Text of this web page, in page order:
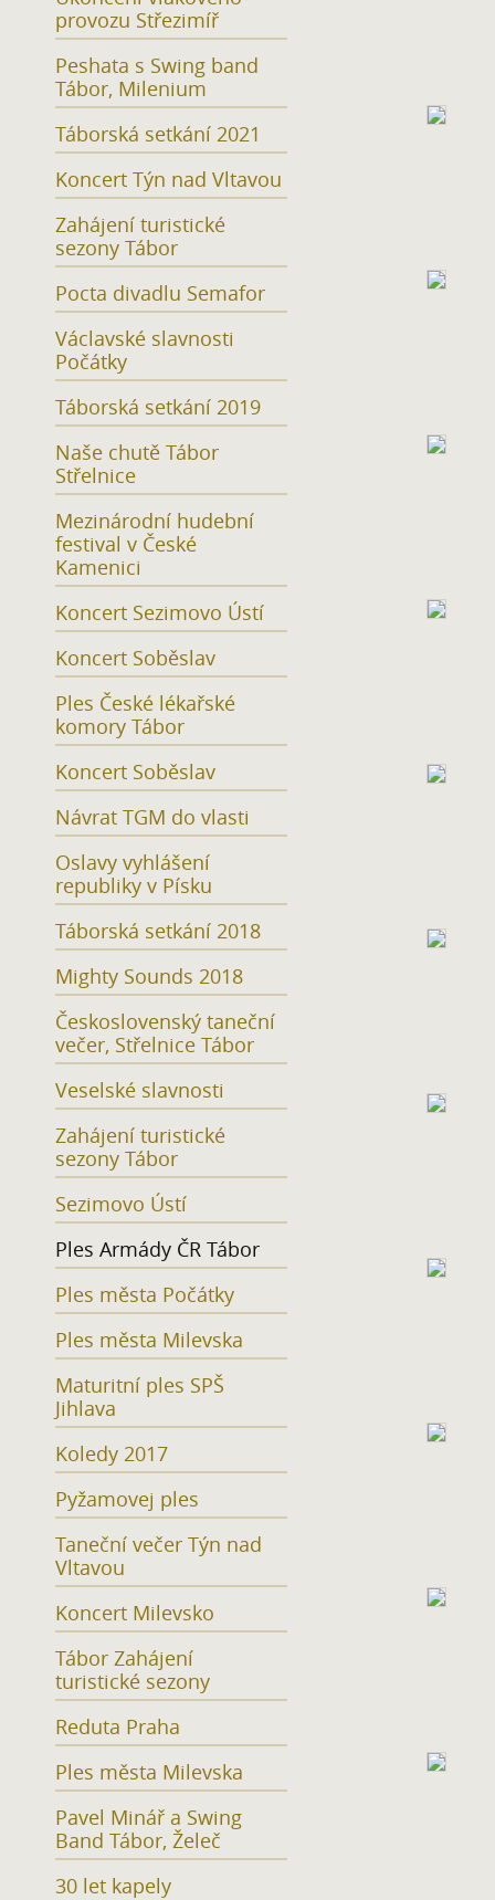
provozu Střezimíř
Peshata s Swing band
Tábor, Milenium
Táborská setkání 2021
Koncert Týn nad Vltavou
Zahájení turistické
sezony Tábor
Pocta divadlu Semafor
Václavské slavnosti
Počátky
Táborská setkání 2019
Naše chutě Tábor
Střelnice
Mezinárodní hudební
festival v České
Kamenici
Koncert Sezimovo Ústí
Koncert Soběslav
Ples České lékařské
komory Tábor
Koncert Soběslav
Návrat TGM do vlasti
Oslavy vyhlášení
republiky v Písku
Táborská setkání 2018
Mighty Sounds 2018
Československý taneční
večer, Střelnice Tábor
Veselské slavnosti
Zahájení turistické
sezony Tábor
Sezimovo Ústí
Ples Armády ČR Tábor
Ples města Počátky
Ples města Milevska
Maturitní ples SPŠ
Jihlava
Koledy 2017
Pyžamovej ples
Taneční večer Týn nad
Vltavou
Koncert Milevsko
Tábor Zahájení
turistické sezony
Reduta Praha
Ples města Milevska
Pavel Minář a Swing
Band Tábor, Želeč
30 let kapely